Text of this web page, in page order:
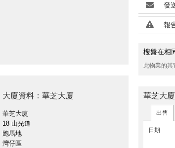
大廈資料：華芝大廈
華芝大廈
18 山光道
跑馬地
灣仔區
發
報
樓盤在相
此物業的其
華芝大
出售
日期